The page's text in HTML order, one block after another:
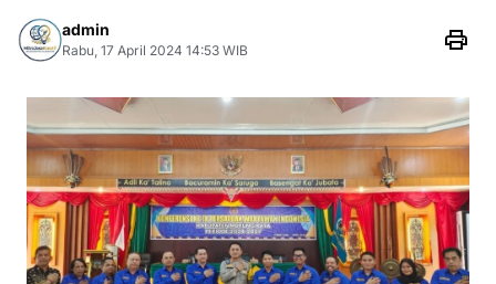
admin
Rabu, 17 April 2024 14:53 WIB